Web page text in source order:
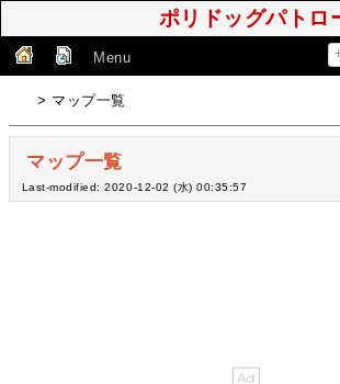
ポリドッグパトロ
Menu
> マップ一覧
マップ一覧
Last-modified: 2020-12-02 (水) 00:35:57